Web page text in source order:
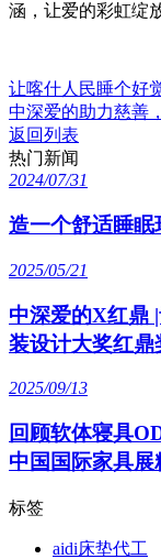
涵，让爱的彩虹绽
让喀什人民睡个好
中深爱的助力慈善
返回列表
热门新闻
2024/07/31
造一个舒适睡眠
2025/05/21
中深爱的X红鼎
装设计大奖红鼎
2025/09/13
回顾软体寝具
中国国际家具展
标签
aidi床垫代工